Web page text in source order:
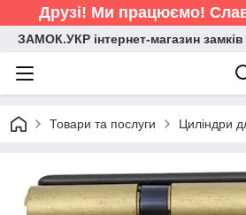
Друзі! Ми працюємо!
ЗАМОК.УКР інтернет-магазин замків
Товари та послуги Циліндри